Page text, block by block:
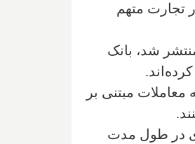
در تجارت متهم
شد، بانک
مبتنی بر
در طول مدت